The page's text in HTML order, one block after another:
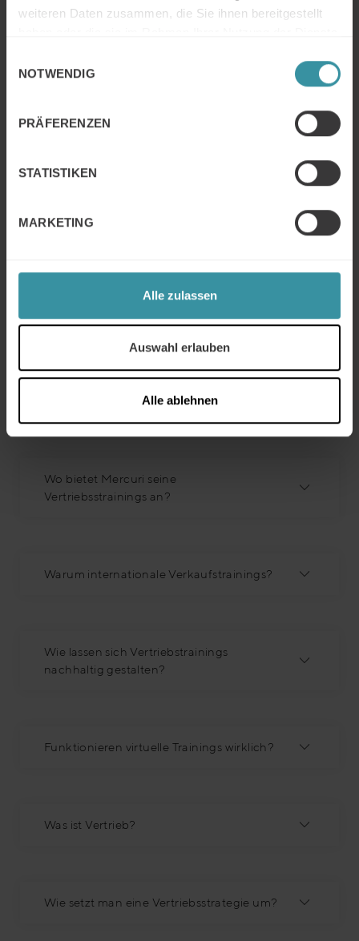
weiteren Daten zusammen, die Sie ihnen bereitgestellt
NOTWENDIG
PRÄFERENZEN
STATISTIKEN
MARKETING
Alle zulassen
Auswahl erlauben
Alle ablehnen
Weiterbildung gibt es/bietet Mercuri
Wo bietet Mercuri seine
Vertriebsstrainings an?
Warum internationale Verkaufstrainings?
Wie lassen sich Vertriebstrainings
nachhaltig gestalten?
Funktionieren virtuelle Trainings wirklich?
Was ist Vertrieb?
Wie setzt man eine Vertriebsstrategie um?